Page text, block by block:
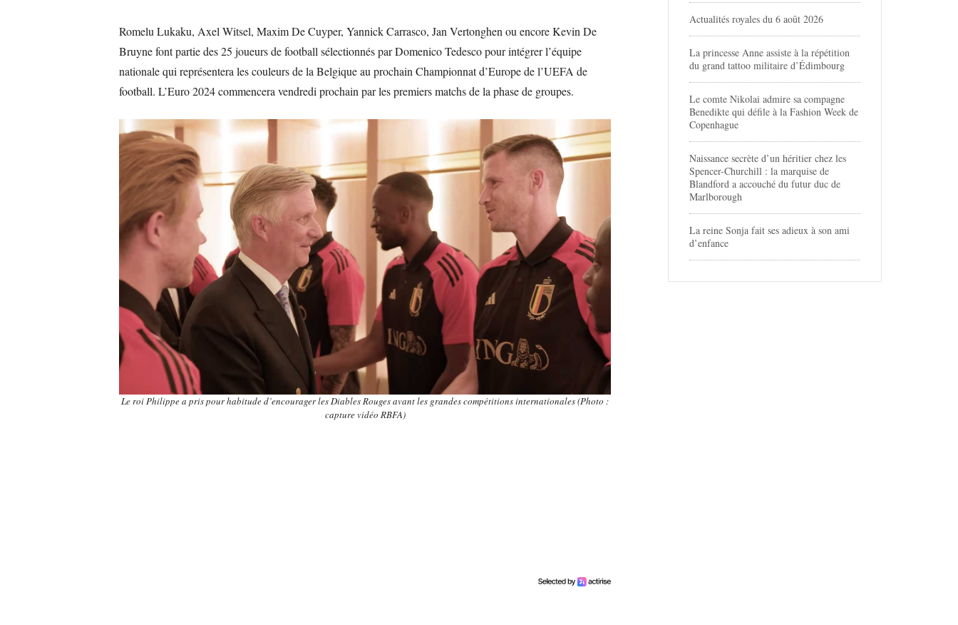
Romelu Lukaku, Axel Witsel, Maxim De Cuyper, Yannick Carrasco, Jan Vertonghen ou encore Kevin De
Bruyne font partie des 25 joueurs de football sélectionnés par Domenico Tedesco pour intégrer l’équipe
nationale qui représentera les couleurs de la Belgique au prochain Championnat d’Europe de l’UEFA de
football. L’Euro 2024 commencera vendredi prochain par les premiers matchs de la phase de groupes.
Le roi Philippe a pris pour habitude d’encourager les Diables Rouges avant les grandes compétitions internationales (Photo :
capture vidéo RBFA)
Actualités royales du 6 août 2026
La princesse Anne assiste à la répétition
du grand tattoo militaire d’Édimbourg
Le comte Nikolai admire sa compagne
Benedikte qui défile à la Fashion Week de
Copenhague
Naissance secrète d’un héritier chez les
Spencer-Churchill : la marquise de
Blandford a accouché du futur duc de
Marlborough
La reine Sonja fait ses adieux à son ami
d’enfance